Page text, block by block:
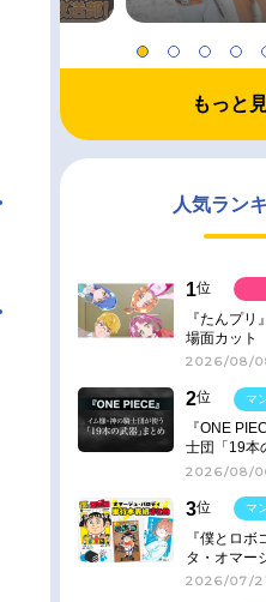
もっと
人気ラン
1位
『たんプ
場面カット
2026/08/
2位
『ONE
士団「19本
ネタ
2026/08/
マ
3位
『僕とロ
タ・オマー
2026/07/
マ